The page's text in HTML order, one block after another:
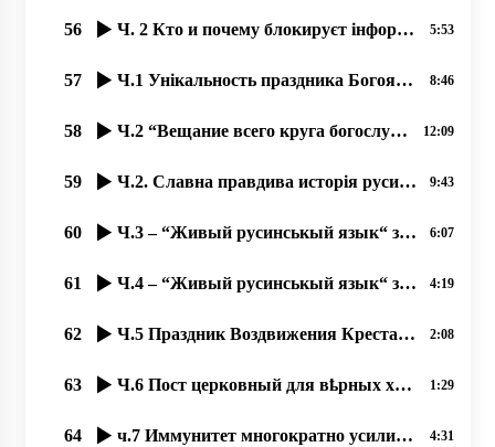
56 Ч. 2 Кто и почему блокируєт інформацію о православных Ужгорода؟ 5:53
57 Ч.1 Унікальность праздника Богоявленія-2020 в Ужгороді на Уж-Иордані. 8:46
58 Ч.2 “Вещание всего круга богослужений во время карантина“, 18.09.2020 прот. Димитрий Сидор 12:09
59 Ч.2. Славна правдива исторія русинов! 9:43
60 Ч.3 – “Живый русинськый язык“ з Оленов Копинець-Барта од 14.11.2019 6:07
61 Ч.4 – “Живый русинськый язык“ з Оленов Копинець-Барта од 15.11.2019 4:19
62 Ч.5 Праздник Воздвижения Креста Господня – любимый праздник наших людей 23.09.2020, прот. Д. Сидор 2:08
63 Ч.6 Пост церковный для вҍрных християн великое благо – и для души, и для тҍла, 24.09.2020, 1:29
64 ч.7 Иммунитет многократно усиливается при духовном образе жизни, 25.09.2020 прот. Димитрий Сидор 4:31